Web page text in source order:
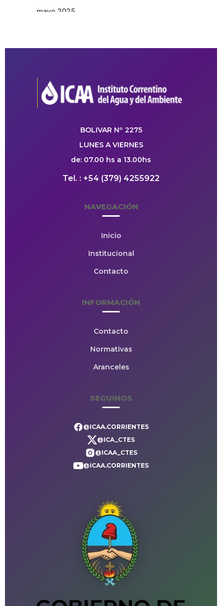
mayo 2025
BOLIVAR Nº 2275
LUNES A VIERNES
de: 07.00 hs a 13.00hs
Tel. : +54 (379) 4255922
NAVEGACIÓN
Inicio
Institucional
Contacto
INFORMACIÓN
Contacto
Normativas
Aranceles
SEGUINOS
@ICAA.CORRIENTES
@ICA_CTES
@ICAA_CTES
@ICAA.CORRIENTES